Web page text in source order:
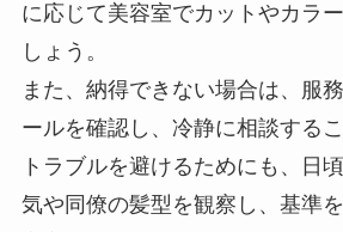
に応じて美容室でカットやカラ
しょう。
また、納得できない場合は、服
ールを確認し、冷静に相談する
トラブルを避けるためにも、日
気や同僚の髪型を観察し、基準